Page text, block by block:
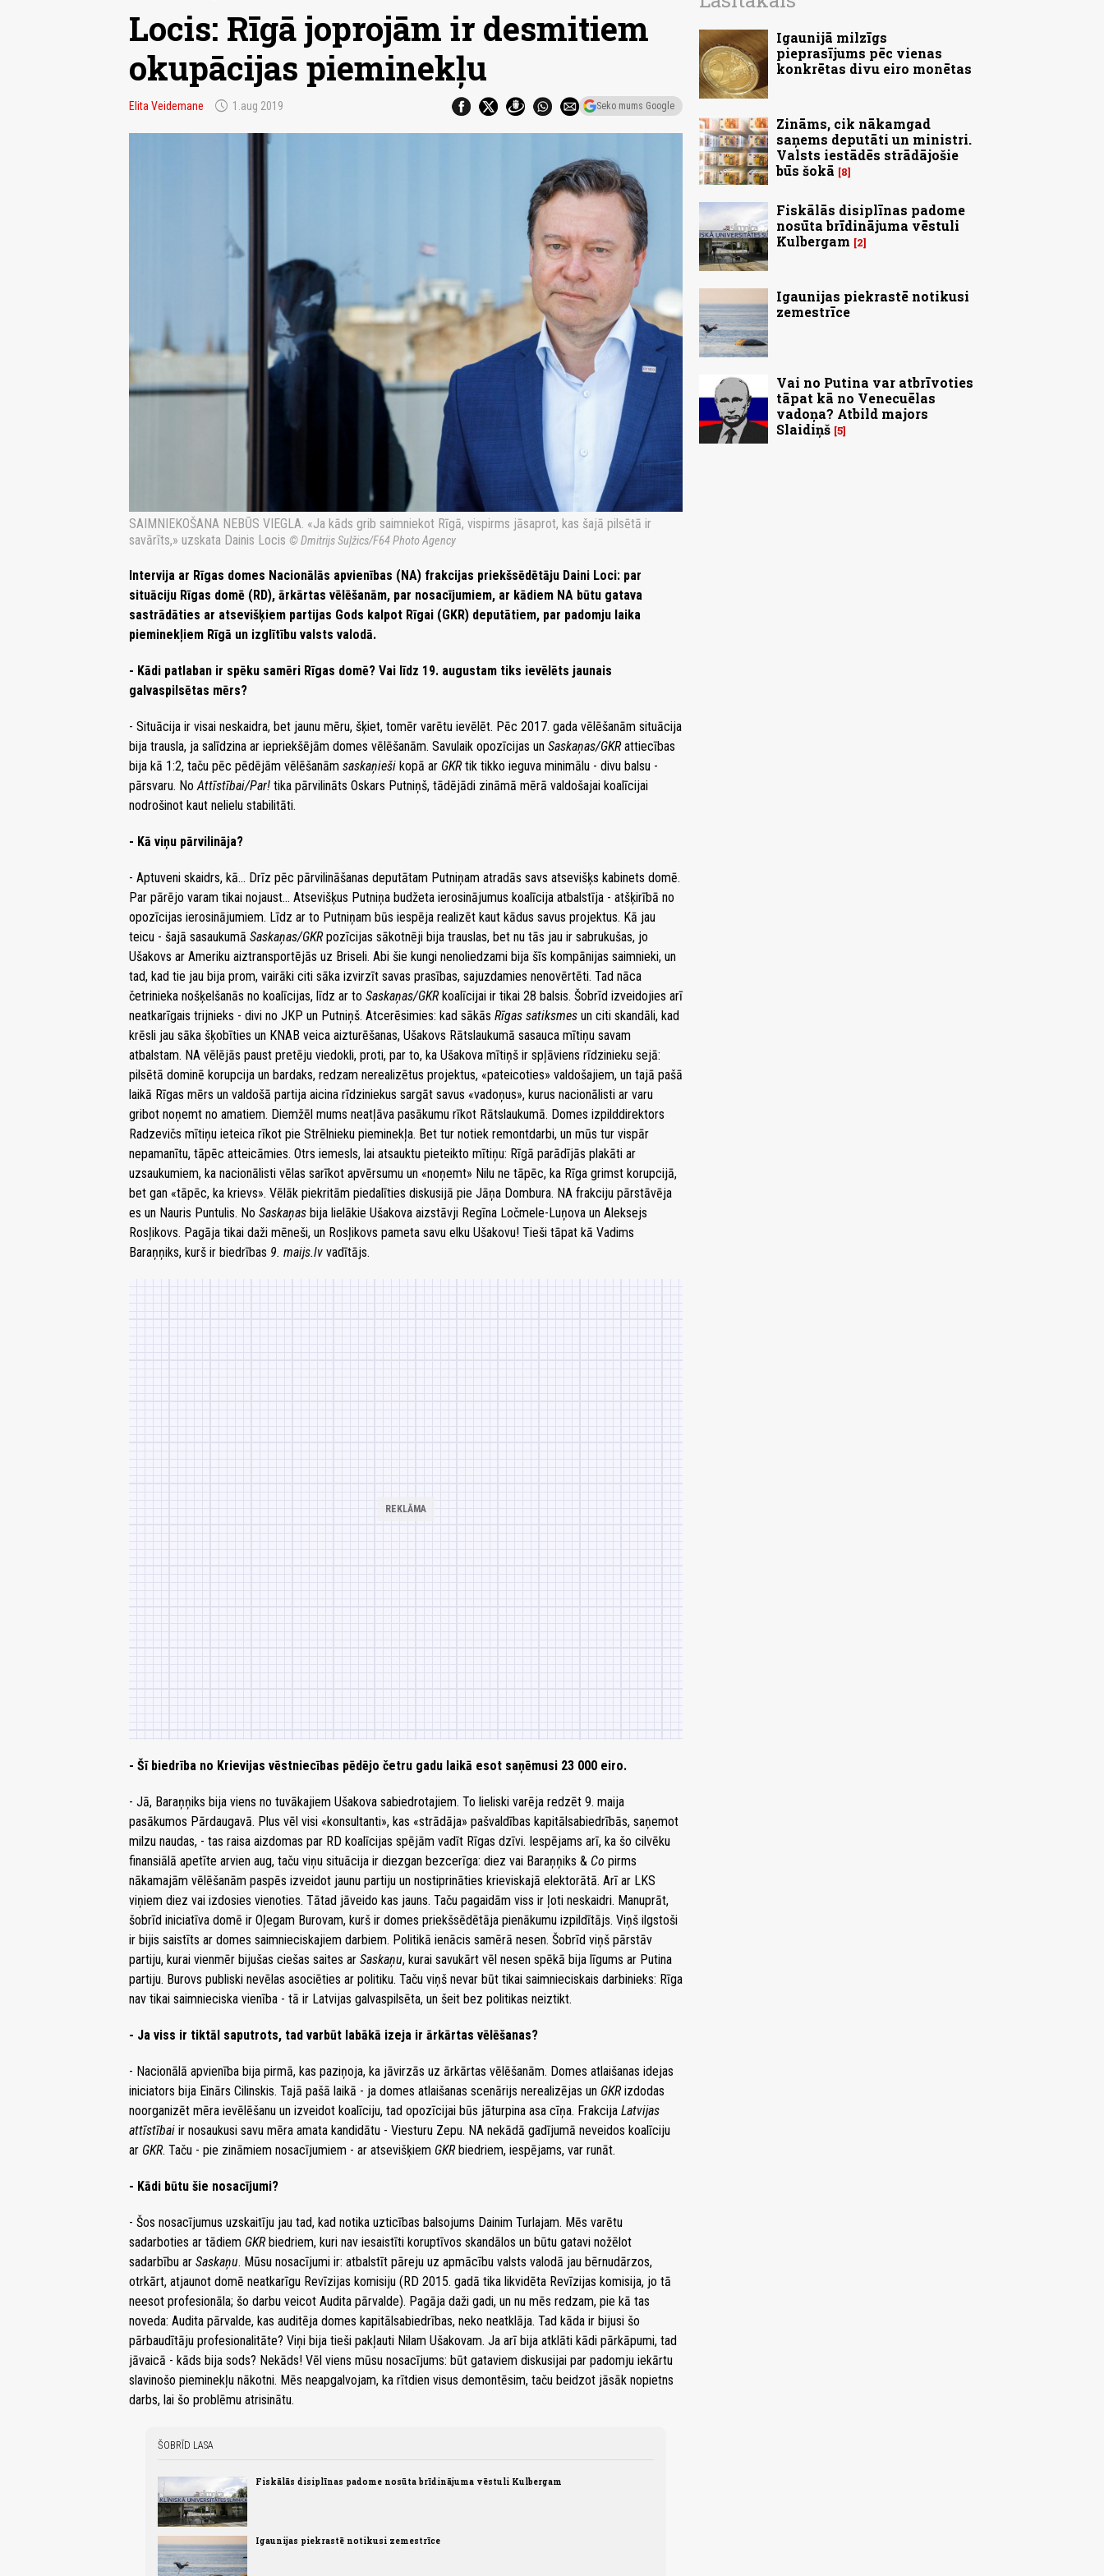
Locis: Rīgā joprojām ir desmitiem
okupācijas pieminekļu
Elita Veidemane schedule 1.aug 2019 Seko mums Google
SAIMNIEKOŠANA NEBŪS VIEGLA. «Ja kāds grib saimniekot Rīgā, vispirms jāsaprot, kas šajā pilsētā ir
savārīts,» uzskata Dainis Locis © Dmitrijs Suļžics/F64 Photo Agency
Intervija ar Rīgas domes Nacionālās apvienības (NA) frakcijas priekšsēdētāju Daini Loci: par
situāciju Rīgas domē (RD), ārkārtas vēlēšanām, par nosacījumiem, ar kādiem NA būtu gatava
sastrādāties ar atsevišķiem partijas Gods kalpot Rīgai (GKR) deputātiem, par padomju laika
pieminekļiem Rīgā un izglītību valsts valodā.
- Kādi patlaban ir spēku samēri Rīgas domē? Vai līdz 19. augustam tiks ievēlēts jaunais
galvaspilsētas mērs?
- Situācija ir visai neskaidra, bet jaunu mēru, šķiet, tomēr varētu ievēlēt. Pēc 2017. gada vēlēšanām situācija
bija trausla, ja salīdzina ar iepriekšējām domes vēlēšanām. Savulaik opozīcijas un Saskaņas/GKRattiecības
bija kā 1:2, taču pēc pēdējām vēlēšanām saskaņieši kopā ar GKRtik tikko ieguva minimālu - divu balsu -
pārsvaru. No Attīstībai/Par! tika pārvilināts Oskars Putniņš, tādējādi zināmā mērā valdošajai koalīcijai
nodrošinot kaut nelielu stabilitāti.
- Kā viņu pārvilināja?
- Aptuveni skaidrs, kā... Drīz pēc pārvilināšanas deputātam Putniņam atradās savs atsevišķs kabinets domē.
Par pārējo varam tikai nojaust... Atsevišķus Putniņa budžeta ierosinājumus koalīcija atbalstīja - atšķirībā no
opozīcijas ierosinājumiem. Līdz ar to Putniņam būs iespēja realizēt kaut kādus savus projektus. Kā jau
teicu - šajā sasaukumā Saskaņas/GKRpozīcijas sākotnēji bija trauslas, bet nu tās jau ir sabrukušas, jo
Ušakovs ar Ameriku aiztransportējās uz Briseli. Abi šie kungi nenoliedzami bija šīs kompānijas saimnieki, un
tad, kad tie jau bija prom, vairāki citi sāka izvirzīt savas prasības, sajuzdamies nenovērtēti. Tad nāca
četrinieka nošķelšanās no koalīcijas, līdz ar to Saskaņas/GKRkoalīcijai ir tikai 28 balsis. Šobrīd izveidojies arī
neatkarīgais trijnieks - divi no JKP un Putniņš. Atcerēsimies: kad sākās Rīgas satiksmes un citi skandāli, kad
krēsli jau sāka šķobīties un KNAB veica aizturēšanas, Ušakovs Rātslaukumā sasauca mītiņu savam
atbalstam. NA vēlējās paust pretēju viedokli, proti, par to, ka Ušakova mītiņš ir spļāviens rīdzinieku sejā:
pilsētā dominē korupcija un bardaks, redzam nerealizētus projektus, «pateicoties» valdošajiem, un tajā pašā
laikā Rīgas mērs un valdošā partija aicina rīdziniekus sargāt savus «vadoņus», kurus nacionālisti ar varu
gribot noņemt no amatiem. Diemžēl mums neatļāva pasākumu rīkot Rātslaukumā. Domes izpilddirektors
Radzevičs mītiņu ieteica rīkot pie Strēlnieku pieminekļa. Bet tur notiek remontdarbi, un mūs tur vispār
nepamanītu, tāpēc atteicāmies. Otrs iemesls, lai atsauktu pieteikto mītiņu: Rīgā parādījās plakāti ar
uzsaukumiem, ka nacionālisti vēlas sarīkot apvērsumu un «noņemt» Nilu ne tāpēc, ka Rīga grimst korupcijā,
bet gan «tāpēc, ka krievs». Vēlāk piekritām piedalīties diskusijā pie Jāņa Dombura. NA frakciju pārstāvēja
es un Nauris Puntulis. No Saskaņas bija lielākie Ušakova aizstāvji Regīna Ločmele-Luņova un Aleksejs
Rosļikovs. Pagāja tikai daži mēneši, un Rosļikovs pameta savu elku Ušakovu! Tieši tāpat kā Vadims
Baraņņiks, kurš ir biedrības 9. maijs.lv vadītājs.
- Šī biedrība no Krievijas vēstniecības pēdējo četru gadu laikā esot saņēmusi 23 000 eiro.
- Jā, Baraņņiks bija viens no tuvākajiem Ušakova sabiedrotajiem. To lieliski varēja redzēt 9. maija
pasākumos Pārdaugavā. Plus vēl visi «konsultanti», kas «strādāja» pašvaldības kapitālsabiedrībās, saņemot
milzu naudas, - tas raisa aizdomas par RD koalīcijas spējām vadīt Rīgas dzīvi. Iespējams arī, ka šo cilvēku
finansiālā apetīte arvien aug, taču viņu situācija ir diezgan bezcerīga: diez vai Baraņņiks & Co pirms
nākamajām vēlēšanām paspēs izveidot jaunu partiju un nostiprināties krieviskajā elektorātā. Arī ar LKS
viņiem diez vai izdosies vienoties. Tātad jāveido kas jauns. Taču pagaidām viss ir ļoti neskaidri. Manuprāt,
šobrīd iniciatīva domē ir Oļegam Burovam, kurš ir domes priekšsēdētāja pienākumu izpildītājs. Viņš ilgstoši
ir bijis saistīts ar domes saimnieciskajiem darbiem. Politikā ienācis samērā nesen. Šobrīd viņš pārstāv
partiju, kurai vienmēr bijušas ciešas saites ar Saskaņu, kurai savukārt vēl nesen spēkā bija līgums ar Putina
partiju. Burovs publiski nevēlas asociēties ar politiku. Taču viņš nevar būt tikai saimnieciskais darbinieks: Rīga
nav tikai saimnieciska vienība - tā ir Latvijas galvaspilsēta, un šeit bez politikas neiztikt.
- Ja viss ir tiktāl saputrots, tad varbūt labākā izeja ir ārkārtas vēlēšanas?
- Nacionālā apvienība bija pirmā, kas paziņoja, ka jāvirzās uz ārkārtas vēlēšanām. Domes atlaišanas idejas
iniciators bija Einārs Cilinskis. Tajā pašā laikā - ja domes atlaišanas scenārijs nerealizējas un GKRizdodas
noorganizēt mēra ievēlēšanu un izveidot koalīciju, tad opozīcijai būs jāturpina asa cīņa. Frakcija Latvijas
attīstībai ir nosaukusi savu mēra amata kandidātu - Viesturu Zepu. NA nekādā gadījumā neveidos koalīciju
ar GKR. Taču - pie zināmiem nosacījumiem - ar atsevišķiem GKR biedriem, iespējams, var runāt.
- Kādi būtu šie nosacījumi?
- Šos nosacījumus uzskaitīju jau tad, kad notika uzticības balsojums Dainim Turlajam. Mēs varētu
sadarboties ar tādiem GKRbiedriem, kuri nav iesaistīti koruptīvos skandālos un būtu gatavi nožēlot
sadarbību ar Saskaņu. Mūsu nosacījumi ir: atbalstīt pāreju uz apmācību valsts valodā jau bērnudārzos,
otrkārt, atjaunot domē neatkarīgu Revīzijas komisiju (RD 2015. gadā tika likvidēta Revīzijas komisija, jo tā
neesot profesionāla; šo darbu veicot Audita pārvalde). Pagāja daži gadi, un nu mēs redzam, pie kā tas
noveda: Audita pārvalde, kas auditēja domes kapitālsabiedrības, neko neatklāja. Tad kāda ir bijusi šo
pārbaudītāju profesionalitāte? Viņi bija tieši pakļauti Nilam Ušakovam. Ja arī bija atklāti kādi pārkāpumi, tad
jāvaicā - kāds bija sods? Nekāds! Vēl viens mūsu nosacījums: būt gataviem diskusijai par padomju iekārtu
slavinošo pieminekļu nākotni. Mēs neapgalvojam, ka rītdien visus demontēsim, taču beidzot jāsāk nopietns
darbs, lai šo problēmu atrisinātu.
ŠOBRĪD LASA
Fiskālās disiplīnas padome nosūta brīdinājuma vēstuli Kulbergam
Igaunijas piekrastē notikusi zemestrīce
Igaunijā milzīgs
pieprasījums pēc vienas
konkrētas divu eiro monētas
Zināms, cik nākamgad
saņems deputāti un ministri.
Valsts iestādēs strādājošie
būs šokā
8
Fiskālās disiplīnas padome
nosūta brīdinājuma vēstuli
Kulbergam
2
Igaunijas piekrastē notikusi
zemestrīce
Vai no Putina var atbrīvoties
tāpat kā no Venecuēlas
vadoņa? Atbild majors
Slaidiņš 5